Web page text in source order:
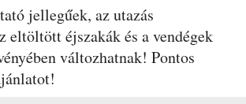
jellegűek, az utazás
eltöltött éjszakák és a vendégek
változhatnak! Pontos